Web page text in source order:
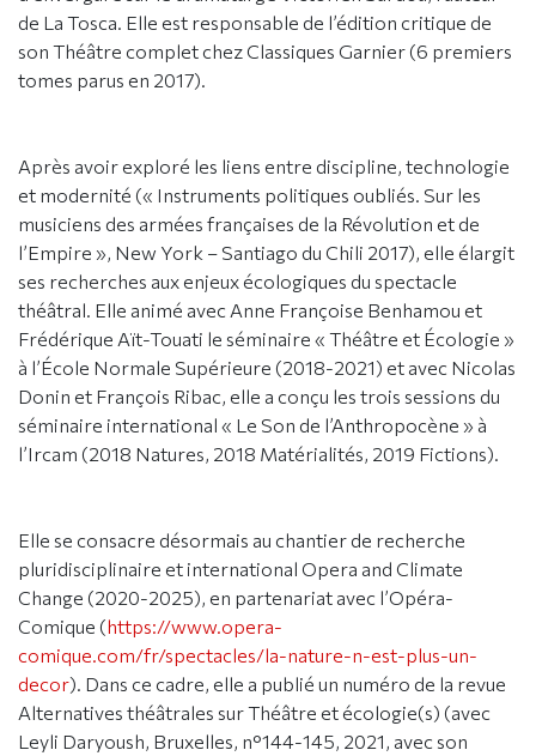
de La Tosca. Elle est responsable de l’édition critique de
son Théâtre complet chez Classiques Garnier (6 premiers
tomes parus en 2017).
Après avoir exploré les liens entre discipline, technologie
et modernité (« Instruments politiques oubliés. Sur les
musiciens des armées françaises de la Révolution et de
l’Empire », New York – Santiago du Chili 2017), elle élargit
ses recherches aux enjeux écologiques du spectacle
théâtral. Elle animé avec Anne Françoise Benhamou et
Frédérique Aït-Touati le séminaire « Théâtre et Écologie »
à l’École Normale Supérieure (2018-2021) et avec Nicolas
Donin et François Ribac, elle a conçu les trois sessions du
séminaire international « Le Son de l’Anthropocène » à
l’Ircam (2018 Natures, 2018 Matérialités, 2019 Fictions).
Elle se consacre désormais au chantier de recherche
pluridisciplinaire et international Opera and Climate
Change (2020-2025), en partenariat avec l’Opéra-
Comique (https://www.opera-
comique.com/fr/spectacles/la-nature-n-est-plus-un-
decor). Dans ce cadre, elle a publié un numéro de la revue
Alternatives théâtrales sur Théâtre et écologie(s) (avec
Leyli Daryoush, Bruxelles, n°144-145, 2021, avec son